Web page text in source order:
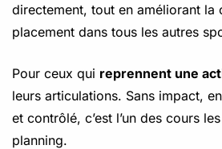
directement, tout en améliorant la
placement dans tous les autres
Pour ceux qui reprennent une
leurs articulations. Sans impact,
et contrôlé, c’est l’un des cours
planning.